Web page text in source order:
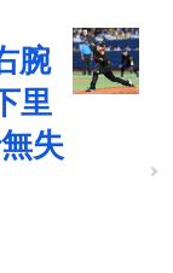
腕
里
失